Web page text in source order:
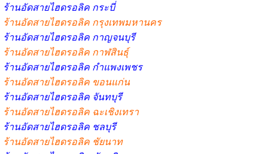
ร้านอัดสายไฮดรอลิค กระบี่
ร้านอัดสายไฮดรอลิค กรุงเทพมหานคร
ร้านอัดสายไฮดรอลิค กาญจนบุรี
ร้านอัดสายไฮดรอลิค กาฬสินธุ์
ร้านอัดสายไฮดรอลิค กำแพงเพชร
ร้านอัดสายไฮดรอลิค ขอนแก่น
ร้านอัดสายไฮดรอลิค จันทบุรี
ร้านอัดสายไฮดรอลิค ฉะเชิงเทรา
ร้านอัดสายไฮดรอลิค ชลบุรี
ร้านอัดสายไฮดรอลิค ชัยนาท